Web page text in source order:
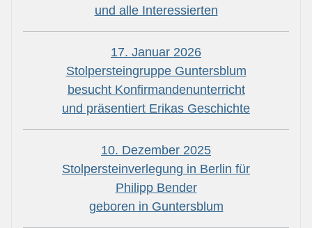
und alle Interessierten
17. Januar 2026
Stolpersteingruppe Guntersblum
besucht Konfirmandenunterricht
und präsentiert Erikas Geschichte
10. Dezember 2025
Stolpersteinverlegung in Berlin für
Philipp Bender
geboren in Guntersblum